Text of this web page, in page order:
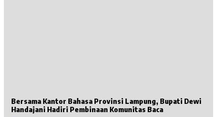
Bersama Kantor Bahasa Provinsi Lampung, Bupati Dewi
Handajani Hadiri Pembinaan Komunitas Baca